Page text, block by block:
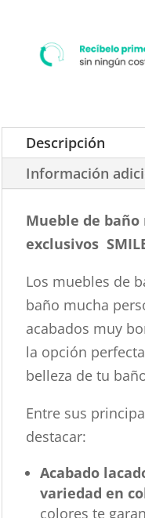
Descripción
Información
Mueble de baño
exclusivos
Los muebles de
baño mucha
acabados muy
la opción
belleza de tu
Entre sus
destacar:
Acabado
variedad en
colores te